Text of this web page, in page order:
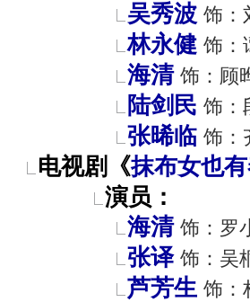
吴秀波 饰：
林永健 饰：
海清 饰：顾
陆剑民 饰：
张晞临 饰：
电视剧《抹布女也
演员：
海清 饰：罗
张译 饰：吴
芦芳生 饰：